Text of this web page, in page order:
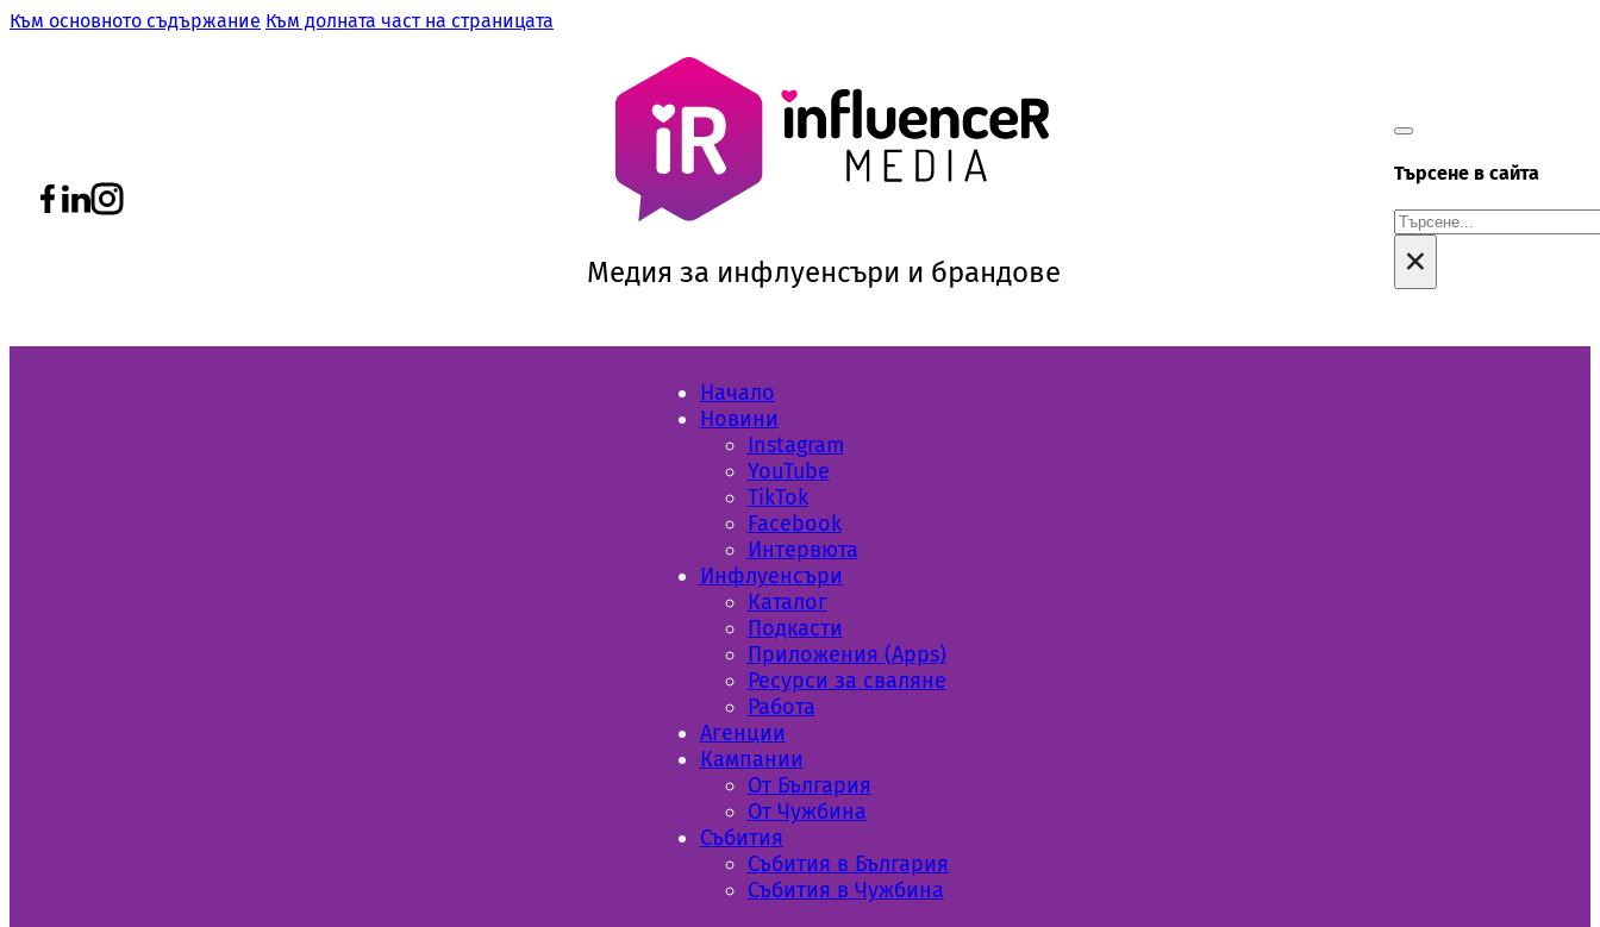
Към основното съдържание Към долната част на страницата
Медия за инфлуенсъри и брандове
Търсене в сайта
Търсене
×
Начало
Новини
Instagram
YouTube
TikTok
Facebook
Интервюта
Инфлуенсъри
Каталог
Подкасти
Приложения (Apps)
Ресурси за сваляне
Работа
Aгенции
Кампании
От България
От Чужбина
Събития
Събития в България
Събития в Чужбина